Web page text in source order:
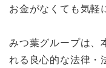
お金がなくても気軽
みつ葉グループは、
れる良心的な法律・